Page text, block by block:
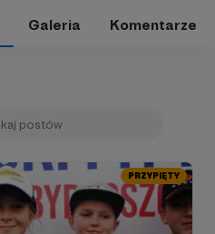
Galeria Komentarze
PRZYPIĘTY